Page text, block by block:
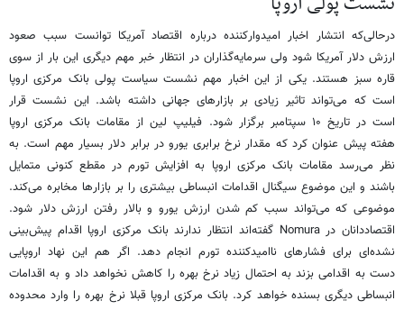
درحالی‌که انتشار اخبار امیدوارکننده درباره اقتصاد آمریکا توانست سبب صعود
ارزش دلار آمریکا شود ولی سرمایه‌گذاران در انتظار خبر مهم دیگری این بار از سوی
قاره سبز هستند. یکی از این اخبار مهم نشست سیاست پولی بانک مرکزی اروپا
است که می‌تواند تاثیر زیادی بر بازارهای جهانی داشته باشد. این نشست قرار
است در تاریخ ۱۰ سپتامبر برگزار شود. فیلیپ لین از مقامات بانک مرکزی اروپا
هفته پیش عنوان کرد که مقدار نرخ برابری یورو در برابر دلار بسیار مهم است. به
نظر می‌رسد مقامات بانک مرکزی اروپا به افزایش تورم در مقطع کنونی متمایل
باشند و این موضوع سیگنال اقدامات انبساطی بیشتری را بر بازارها مخابره می‌کند.
موضوعی که می‌تواند سبب کم شدن ارزش یورو و بالار رفتن ارزش دلار شود.
اقتصاددانان در Nomura گفته‌اند انتظار ندارند بانک مرکزی اروپا اقدام پیش‌بینی
نشده‌ای برای فشارهای ناامیدکننده تورم انجام دهد. اگر هم این نهاد اروپایی
دست به اقدامی بزند به احتمال زیاد نرخ بهره را کاهش نخواهد داد و به اقدامات
انبساطی دیگری بسنده خواهد کرد. بانک مرکزی اروپا قبلا نرخ بهره را وارد محدوده